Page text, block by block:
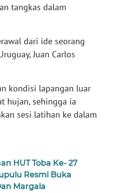
tangkas dalam
dari ide seorang
Juan Carlos
kondisi lapangan luar
hujan, sehingga ia
sesi latihan ke dalam
HUT Toba Ke- 27
Resmi Buka
Margala